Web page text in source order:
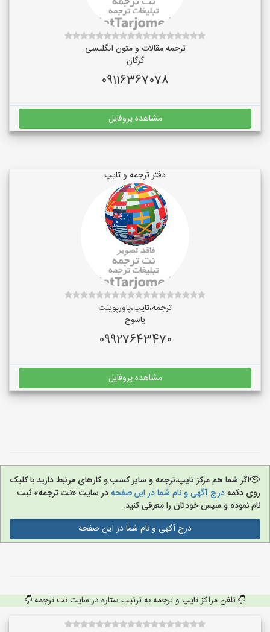
ترجمه مقالات و متون انگلیسی
گرگان
09116367078
مشاهده پروفایل
دفتر ترجمه و تایپ
ترجمه،تایپ،پاورپوینت
یاسوج
09927643470
مشاهده پروفایل
اگر شما هم مرکز تایپ،ترجمه و سایر کسب و کارهای مرتبط دارید با کلیک
روی دکمهدرج آگهی و نام شما در این صفحهدر سایت «نت ترجمه» ثبت
نام نموده و سپس خودتان را معرفی کنید.
درج آگهی و نام شما در این صفحه
تلفن مراکز تایپ و ترجمه به ترتیب ستاره در سایت نت ترجمه